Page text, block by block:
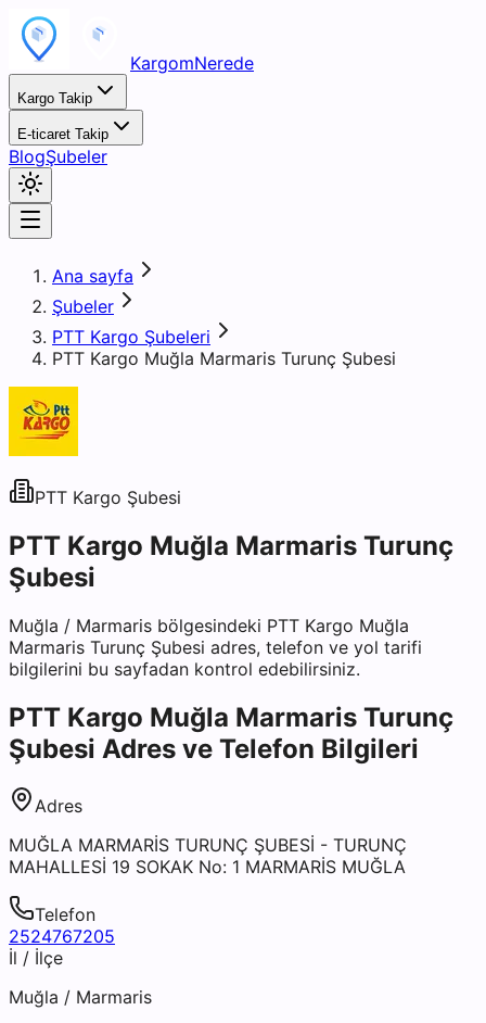
KargomNerede
Kargo Takip
E-ticaret Takip
BlogŞubeler
Ana sayfa
Şubeler
PTT Kargo Şubeleri
PTT Kargo Muğla Marmaris Turunç Şubesi
PTT Kargo Şubesi
PTT Kargo Muğla Marmaris Turunç
Şubesi
Muğla / Marmaris bölgesindeki PTT Kargo Muğla
Marmaris Turunç Şubesi adres, telefon ve yol tarifi
bilgilerini bu sayfadan kontrol edebilirsiniz.
PTT Kargo Muğla Marmaris Turunç
Şubesi Adres ve Telefon Bilgileri
Adres
MUĞLA MARMARİS TURUNÇ ŞUBESİ - TURUNÇ
MAHALLESİ 19 SOKAK No: 1 MARMARİS MUĞLA
Telefon
2524767205
İl / İlçe
Muğla / Marmaris